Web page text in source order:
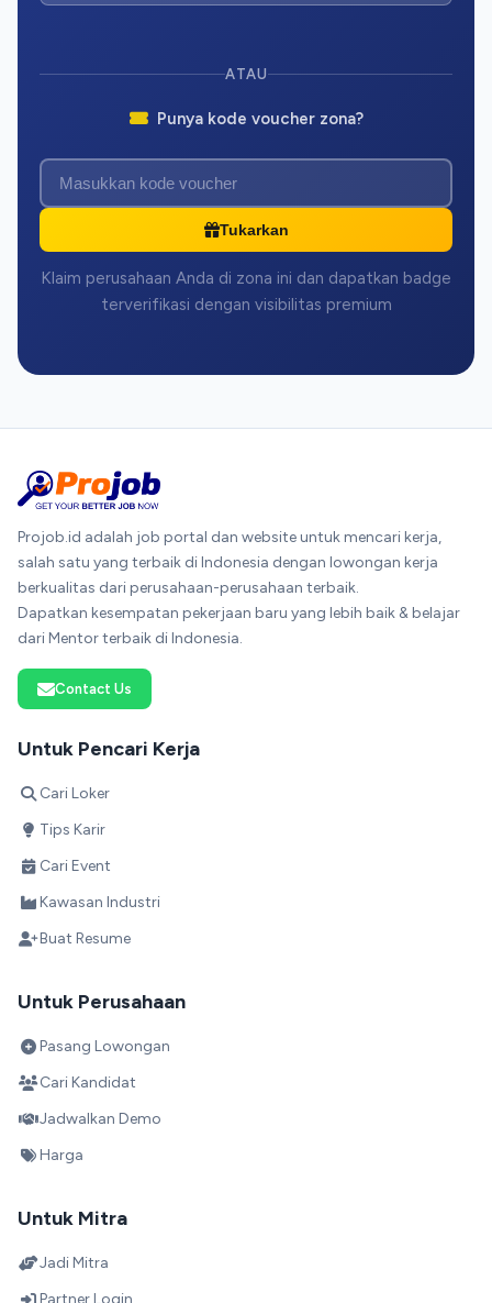
ATAU
Punya kode voucher zona?
Tukarkan
Klaim perusahaan Anda di zona ini dan dapatkan badge
terverifikasi dengan visibilitas premium
Projob.id adalah job portal dan website untuk mencari kerja,
salah satu yang terbaik di Indonesia dengan lowongan kerja
berkualitas dari perusahaan-perusahaan terbaik.
Dapatkan kesempatan pekerjaan baru yang lebih baik & belajar
dari Mentor terbaik di Indonesia.
Contact Us
Untuk Pencari Kerja
Cari Loker
Tips Karir
Cari Event
Kawasan Industri
Buat Resume
Untuk Perusahaan
Pasang Lowongan
Cari Kandidat
Jadwalkan Demo
Harga
Untuk Mitra
Jadi Mitra
Partner Login